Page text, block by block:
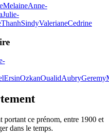
MelaineAnne-
Julie-
ThanhSindyValerianeCedrine
ErsinOzkanOualidAubryGeremy
portant ce prénom, entre 1900 et
dans le temps.